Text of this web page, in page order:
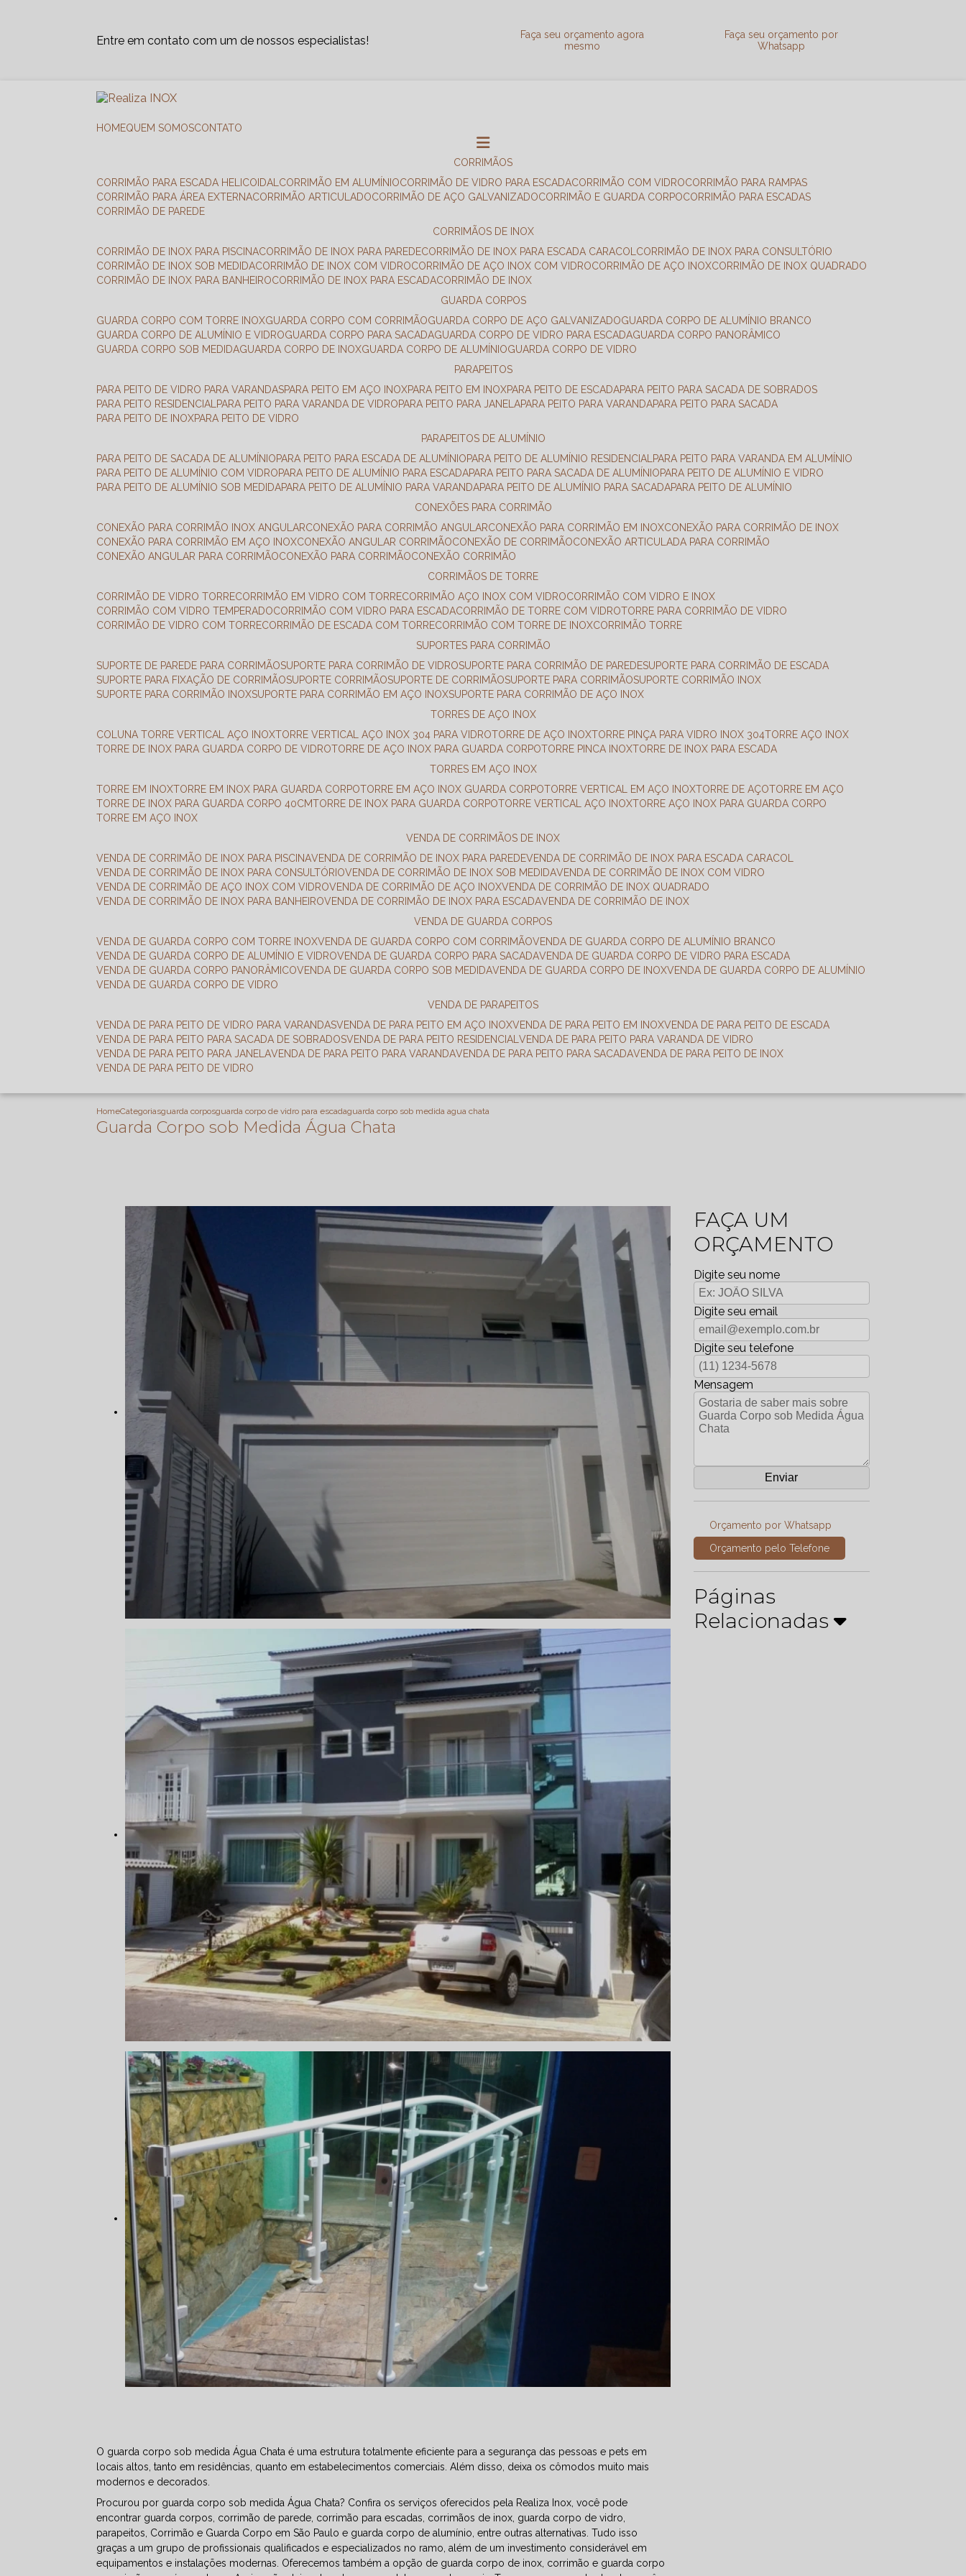
Entre em contato com um de nossos especialistas!
Faça seu orçamento agora
mesmo
Faça seu orçamento por
Whatsapp
HOME QUEM SOMOS CONTATO
CORRIMÃOS
CORRIMÃO PARA ESCADA HELICOIDAL
CORRIMÃO EM ALUMÍNIO CORRIMÃO DE VIDRO PARA ESCADA CORRIMÃO COM VIDRO
CORRIMÃO PARA RAMPAS
CORRIMÃO PARA ÁREA EXTERNA
CORRIMÃO ARTICULADO CORRIMÃO DE AÇO GALVANIZADO CORRIMÃO E GUARDA CORPO
CORRIMÃO PARA ESCADAS
CORRIMÃO DE PAREDE
CORRIMÃOS DE INOX
CORRIMÃO DE INOX PARA PISCINA
CORRIMÃO DE INOX PARA PAREDE CORRIMÃO DE INOX PARA ESCADA CARACOL
CORRIMÃO DE INOX PARA CONSULTÓRIO
CORRIMÃO DE INOX SOB MEDIDA
CORRIMÃO DE INOX COM VIDRO CORRIMÃO DE AÇO INOX COM VIDRO CORRIMÃO DE AÇO INOX
CORRIMÃO DE INOX QUADRADO
CORRIMÃO DE INOX PARA BANHEIRO
CORRIMÃO DE INOX PARA ESCADA
CORRIMÃO DE INOX
GUARDA CORPOS
GUARDA CORPO COM TORRE INOX
GUARDA CORPO COM CORRIMÃO GUARDA CORPO DE AÇO GALVANIZADO
GUARDA CORPO DE ALUMÍNIO BRANCO
GUARDA CORPO DE ALUMÍNIO E VIDRO
GUARDA CORPO PARA SACADA GUARDA CORPO DE VIDRO PARA ESCADA
GUARDA CORPO PANORÂMICO
GUARDA CORPO SOB MEDIDA
GUARDA CORPO DE INOX GUARDA CORPO DE ALUMÍNIO
GUARDA CORPO DE VIDRO
PARAPEITOS
PARA PEITO DE VIDRO PARA VARANDAS PARA PEITO EM AÇO INOX PARA PEITO EM INOX PARA PEITO DE ESCADA PARA PEITO PARA SACADA DE SOBRADOS
PARA PEITO RESIDENCIAL
PARA PEITO PARA VARANDA DE VIDRO PARA PEITO PARA JANELA PARA PEITO PARA VARANDA PARA PEITO PARA SACADA
PARA PEITO DE INOX PARA PEITO DE VIDRO
PARAPEITOS DE ALUMÍNIO
PARA PEITO DE SACADA DE ALUMÍNIO PARA PEITO PARA ESCADA DE ALUMÍNIO PARA PEITO DE ALUMÍNIO RESIDENCIAL
PARA PEITO PARA VARANDA EM ALUMÍNIO
PARA PEITO DE ALUMÍNIO COM VIDRO PARA PEITO DE ALUMÍNIO PARA ESCADA PARA PEITO PARA SACADA DE ALUMÍNIO PARA PEITO DE ALUMÍNIO E VIDRO
PARA PEITO DE ALUMÍNIO SOB MEDIDA PARA PEITO DE ALUMÍNIO PARA VARANDA PARA PEITO DE ALUMÍNIO PARA SACADA PARA PEITO DE ALUMÍNIO
CONEXÕES PARA CORRIMÃO
CONEXÃO PARA CORRIMÃO INOX ANGULAR
CONEXÃO PARA CORRIMÃO ANGULAR CONEXÃO PARA CORRIMÃO EM INOX
CONEXÃO PARA CORRIMÃO DE INOX
CONEXÃO PARA CORRIMÃO EM AÇO INOX
CONEXÃO ANGULAR CORRIMÃO CONEXÃO DE CORRIMÃO
CONEXÃO ARTICULADA PARA CORRIMÃO
CONEXÃO ANGULAR PARA CORRIMÃO
CONEXÃO PARA CORRIMÃO
CONEXÃO CORRIMÃO
CORRIMÃOS DE TORRE
CORRIMÃO DE VIDRO TORRE
CORRIMÃO EM VIDRO COM TORRE CORRIMÃO AÇO INOX COM VIDRO
CORRIMÃO COM VIDRO E INOX
CORRIMÃO COM VIDRO TEMPERADO
CORRIMÃO COM VIDRO PARA ESCADA CORRIMÃO DE TORRE COM VIDRO TORRE PARA CORRIMÃO DE VIDRO
CORRIMÃO DE VIDRO COM TORRE
CORRIMÃO DE ESCADA COM TORRE CORRIMÃO COM TORRE DE INOX
CORRIMÃO TORRE
SUPORTES PARA CORRIMÃO
SUPORTE DE PAREDE PARA CORRIMÃO
SUPORTE PARA CORRIMÃO DE VIDRO SUPORTE PARA CORRIMÃO DE PAREDE SUPORTE PARA CORRIMÃO DE ESCADA
SUPORTE PARA FIXAÇÃO DE CORRIMÃO
SUPORTE CORRIMÃO SUPORTE DE CORRIMÃO SUPORTE PARA CORRIMÃO
SUPORTE CORRIMÃO INOX
SUPORTE PARA CORRIMÃO INOX SUPORTE PARA CORRIMÃO EM AÇO INOX SUPORTE PARA CORRIMÃO DE AÇO INOX
TORRES DE AÇO INOX
COLUNA TORRE VERTICAL AÇO INOX TORRE VERTICAL AÇO INOX 304 PARA VIDRO TORRE DE AÇO INOX TORRE PINÇA PARA VIDRO INOX 304 TORRE AÇO INOX
TORRE DE INOX PARA GUARDA CORPO DE VIDRO TORRE DE AÇO INOX PARA GUARDA CORPO TORRE PINCA INOX TORRE DE INOX PARA ESCADA
TORRES EM AÇO INOX
TORRE EM INOX TORRE EM INOX PARA GUARDA CORPO TORRE EM AÇO INOX GUARDA CORPO TORRE VERTICAL EM AÇO INOX TORRE DE AÇO TORRE EM AÇO
TORRE DE INOX PARA GUARDA CORPO 40CM TORRE DE INOX PARA GUARDA CORPO TORRE VERTICAL AÇO INOX TORRE AÇO INOX PARA GUARDA CORPO
TORRE EM AÇO INOX
VENDA DE CORRIMÃOS DE INOX
VENDA DE CORRIMÃO DE INOX PARA PISCINA
VENDA DE CORRIMÃO DE INOX PARA PAREDE
VENDA DE CORRIMÃO DE INOX PARA ESCADA CARACOL
VENDA DE CORRIMÃO DE INOX PARA CONSULTÓRIO
VENDA DE CORRIMÃO DE INOX SOB MEDIDA
VENDA DE CORRIMÃO DE INOX COM VIDRO
VENDA DE CORRIMÃO DE AÇO INOX COM VIDRO
VENDA DE CORRIMÃO DE AÇO INOX
VENDA DE CORRIMÃO DE INOX QUADRADO
VENDA DE CORRIMÃO DE INOX PARA BANHEIRO
VENDA DE CORRIMÃO DE INOX PARA ESCADA
VENDA DE CORRIMÃO DE INOX
VENDA DE GUARDA CORPOS
VENDA DE GUARDA CORPO COM TORRE INOX
VENDA DE GUARDA CORPO COM CORRIMÃO
VENDA DE GUARDA CORPO DE ALUMÍNIO BRANCO
VENDA DE GUARDA CORPO DE ALUMÍNIO E VIDRO
VENDA DE GUARDA CORPO PARA SACADA
VENDA DE GUARDA CORPO DE VIDRO PARA ESCADA
VENDA DE GUARDA CORPO PANORÂMICO
VENDA DE GUARDA CORPO SOB MEDIDA VENDA DE GUARDA CORPO DE INOX
VENDA DE GUARDA CORPO DE ALUMÍNIO
VENDA DE GUARDA CORPO DE VIDRO
VENDA DE PARAPEITOS
VENDA DE PARA PEITO DE VIDRO PARA VARANDAS
VENDA DE PARA PEITO EM AÇO INOX VENDA DE PARA PEITO EM INOX
VENDA DE PARA PEITO DE ESCADA
VENDA DE PARA PEITO PARA SACADA DE SOBRADOS
VENDA DE PARA PEITO RESIDENCIAL
VENDA DE PARA PEITO PARA VARANDA DE VIDRO
VENDA DE PARA PEITO PARA JANELA
VENDA DE PARA PEITO PARA VARANDA VENDA DE PARA PEITO PARA SACADA
VENDA DE PARA PEITO DE INOX
VENDA DE PARA PEITO DE VIDRO
HomeCategoriasguarda corposguarda corpo de vidro para escadaguarda corpo sob medida agua chata
Guarda Corpo sob Medida Água Chata
O guarda corpo sob medida Água Chata é uma estrutura totalmente eficiente para a segurança das pessoas e pets em
locais altos, tanto em residências, quanto em estabelecimentos comerciais. Além disso, deixa os cômodos muito mais
modernos e decorados.
Procurou por guarda corpo sob medida Água Chata? Confira os serviços oferecidos pela Realiza Inox, você pode
encontrar guarda corpos, corrimão de parede, corrimão para escadas, corrimãos de inox, guarda corpo de vidro,
parapeitos, Corrimão e Guarda Corpo em São Paulo e guarda corpo de alumínio, entre outras alternativas. Tudo isso
graças a um grupo de profissionais qualificados e especializados no ramo, além de um investimento considerável em
equipamentos e instalações modernas. Oferecemos também a opção de guarda corpo de inox, corrimão e guarda corpo
FAÇA UM
ORÇAMENTO
Digite seu nome
Digite seu email
Digite seu telefone
Mensagem
Orçamento por Whatsapp
Orçamento pelo Telefone
Páginas
Relacionadas